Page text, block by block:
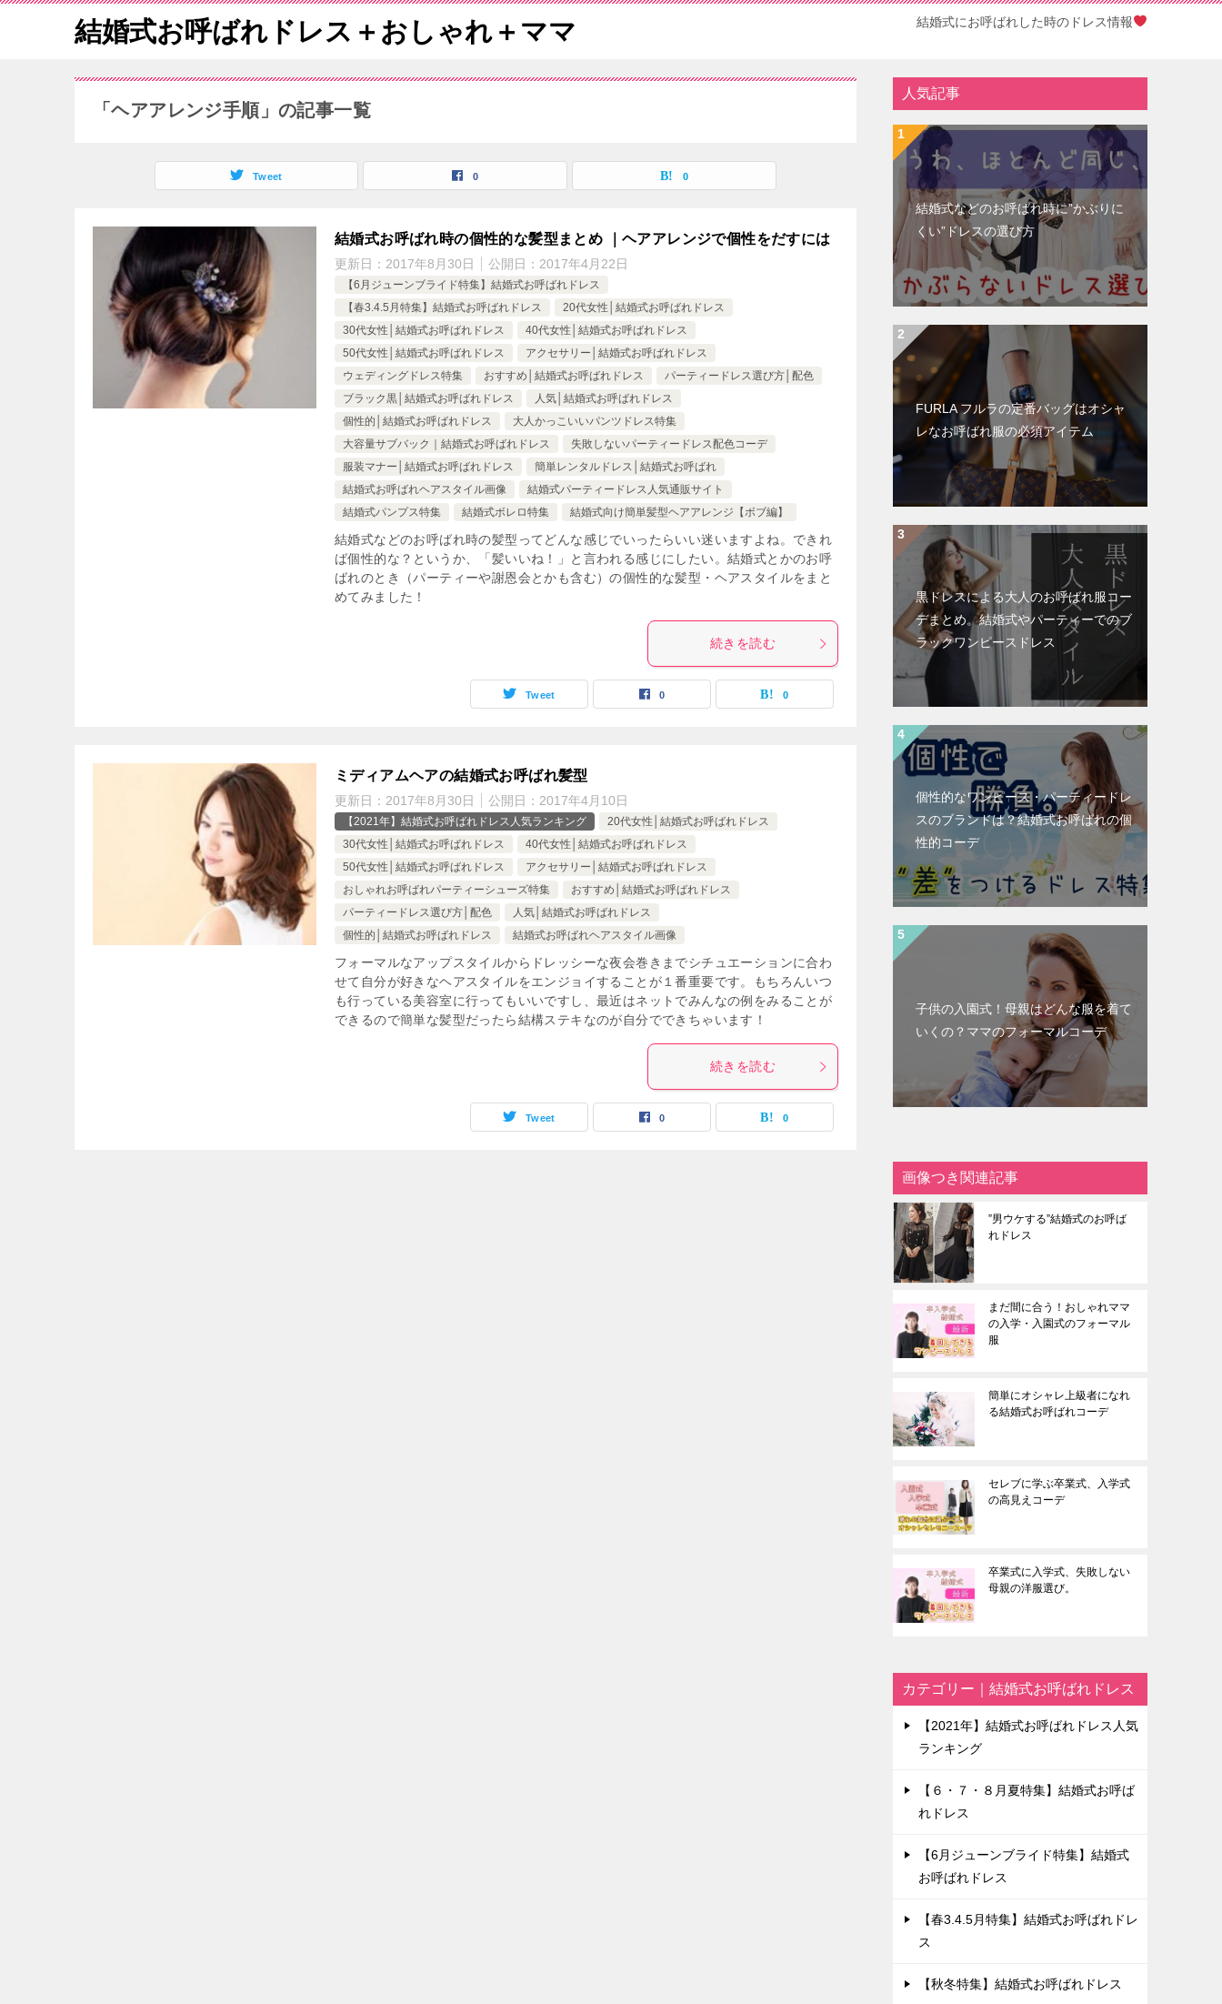
結婚式お呼ばれドレス＋おしゃれ＋ママ 結婚式にお呼ばれした時のドレス情報
「ヘアアレンジ手順」の記事一覧
Tweet 0 0
結婚式お呼ばれ時の個性的な髪型まとめ ｜ヘアアレンジで個性をだすには
更新日： 2017年8月30日 公開日： 2017年4月22日
【6月ジューンブライド特集】結婚式お呼ばれドレス
【春3.4.5月特集】結婚式お呼ばれドレス
20代女性│結婚式お呼ばれドレス
30代女性│結婚式お呼ばれドレス
40代女性│結婚式お呼ばれドレス
50代女性│結婚式お呼ばれドレス
アクセサリー│結婚式お呼ばれドレス
ウェディングドレス特集
おすすめ│結婚式お呼ばれドレス
パーティードレス選び方│配色
ブラック黒│結婚式お呼ばれドレス
人気│結婚式お呼ばれドレス
個性的│結婚式お呼ばれドレス
大人かっこいいパンツドレス特集
大容量サブバック｜結婚式お呼ばれドレス
失敗しないパーティードレス配色コーデ
服装マナー│結婚式お呼ばれドレス
簡単レンタルドレス│結婚式お呼ばれ
結婚式お呼ばれヘアスタイル画像
結婚式パーティードレス人気通販サイト
結婚式パンプス特集
結婚式ボレロ特集 結婚式向け簡単髪型ヘアアレンジ【ボブ編】
結婚式などのお呼ばれ時の髪型ってどんな感じでいったらいい迷いますよね。できれ
ば個性的な？というか、「髪いいね！」と言われる感じにしたい。結婚式とかのお呼
ばれのとき（パーティーや謝恩会とかも含む）の個性的な髪型・ヘアスタイルをまと
めてみました！
続きを読む
Tweet 0 0
ミディアムヘアの結婚式お呼ばれ髪型
更新日： 2017年8月30日 公開日： 2017年4月10日
【2021年】結婚式お呼ばれドレス人気ランキング
20代女性│結婚式お呼ばれドレス
30代女性│結婚式お呼ばれドレス
40代女性│結婚式お呼ばれドレス
50代女性│結婚式お呼ばれドレス
アクセサリー│結婚式お呼ばれドレス
おしゃれお呼ばれパーティーシューズ特集
おすすめ│結婚式お呼ばれドレス
パーティードレス選び方│配色
人気│結婚式お呼ばれドレス
個性的│結婚式お呼ばれドレス
結婚式お呼ばれヘアスタイル画像
フォーマルなアップスタイルからドレッシーな夜会巻きまでシチュエーションに合わ
せて自分が好きなヘアスタイルをエンジョイすることが１番重要です。もちろんいつ
も行っている美容室に行ってもいいですし、最近はネットでみんなの例をみることが
できるので簡単な髪型だったら結構ステキなのが自分でできちゃいます！
続きを読む
Tweet 0 0
人気記事
結婚式などのお呼ばれ時に”かぶりに
くい”ドレスの選び方
FURLA フルラの定番バッグはオシャ
レなお呼ばれ服の必須アイテム
黒ドレスによる大人のお呼ばれ服コー
デまとめ。結婚式やパーティーでのブ
ラックワンピースドレス
個性的なワンピース・パーティードレ
スのブランドは？結婚式お呼ばれの個
性的コーデ
子供の入園式！母親はどんな服を着て
いくの？ママのフォーマルコーデ
画像つき関連記事
”男ウケする”結婚式のお呼ば
れドレス
まだ間に合う！おしゃれママ
の入学・入園式のフォーマル
服
簡単にオシャレ上級者になれ
る結婚式お呼ばれコーデ
セレブに学ぶ卒業式、入学式
の高見えコーデ
卒業式に入学式、失敗しない
母親の洋服選び。
カテゴリー｜結婚式お呼ばれドレス
【2021年】結婚式お呼ばれドレス人気
ランキング
【６・７・８月夏特集】結婚式お呼ば
れドレス
【6月ジューンブライド特集】結婚式
お呼ばれドレス
【春3.4.5月特集】結婚式お呼ばれドレ
ス
【秋冬特集】結婚式お呼ばれドレス